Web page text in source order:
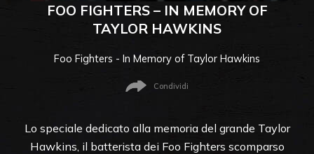
FOO FIGHTERS – IN MEMORY OF
TAYLOR HAWKINS
Foo Fighters - In Memory of Taylor Hawkins
Condividi
Lo speciale dedicato alla memoria del grande Taylor
Hawkins, il batterista dei Foo Fighters scomparso